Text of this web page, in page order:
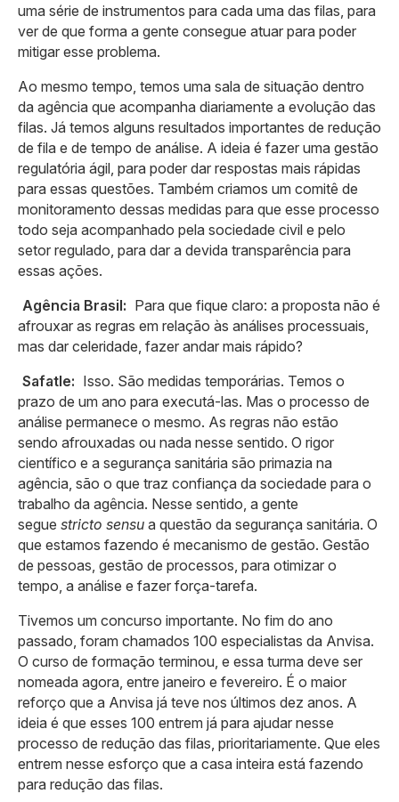
uma série de instrumentos para cada uma das filas, para
ver de que forma a gente consegue atuar para poder
mitigar esse problema.
Ao mesmo tempo, temos uma sala de situação dentro
da agência que acompanha diariamente a evolução das
filas. Já temos alguns resultados importantes de redução
de fila e de tempo de análise. A ideia é fazer uma gestão
regulatória ágil, para poder dar respostas mais rápidas
para essas questões. Também criamos um comitê de
monitoramento dessas medidas para que esse processo
todo seja acompanhado pela sociedade civil e pelo
setor regulado, para dar a devida transparência para
essas ações.
Agência Brasil: Para que fique claro: a proposta não é
afrouxar as regras em relação às análises processuais,
mas dar celeridade, fazer andar mais rápido?
Safatle: Isso. São medidas temporárias. Temos o
prazo de um ano para executá-las. Mas o processo de
análise permanece o mesmo. As regras não estão
sendo afrouxadas ou nada nesse sentido. O rigor
científico e a segurança sanitária são primazia na
agência, são o que traz confiança da sociedade para o
trabalho da agência. Nesse sentido, a gente
segue stricto sensu a questão da segurança sanitária. O
que estamos fazendo é mecanismo de gestão. Gestão
de pessoas, gestão de processos, para otimizar o
tempo, a análise e fazer força-tarefa.
Tivemos um concurso importante. No fim do ano
passado, foram chamados 100 especialistas da Anvisa.
O curso de formação terminou, e essa turma deve ser
nomeada agora, entre janeiro e fevereiro. É o maior
reforço que a Anvisa já teve nos últimos dez anos. A
ideia é que esses 100 entrem já para ajudar nesse
processo de redução das filas, prioritariamente. Que eles
entrem nesse esforço que a casa inteira está fazendo
para redução das filas.